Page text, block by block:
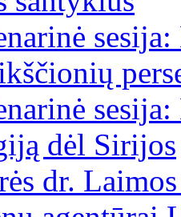
dėl Sirijos
dr.